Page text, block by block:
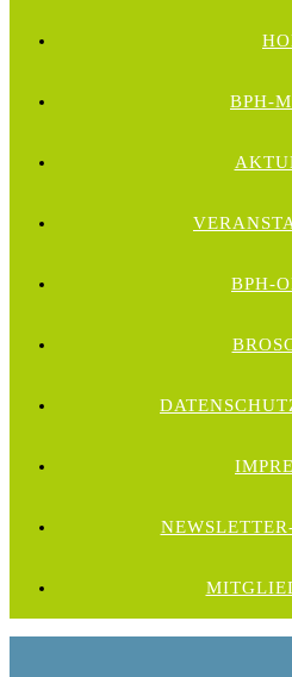
BPH-
BPH-